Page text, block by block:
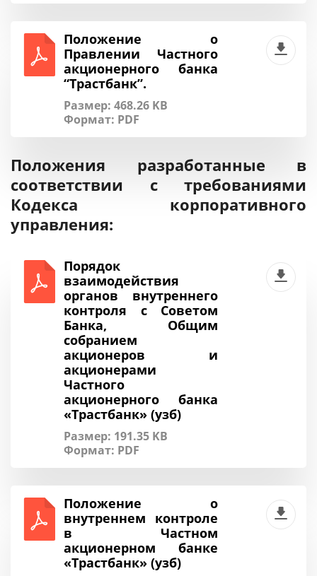
Положение о
Правлении Частного
акционерного банка
“Трастбанк”.
Размер: 468.26 KB
Формат: PDF
Положения разработанные в
соответствии с требованиями
Кодекса корпоративного
управления:
Порядок
взаимодействия
органов внутреннего
контроля с Советом
Банка, Общим
собранием
акционеров и
акционерами
Частного
акционерного банка
«Трастбанк» (узб)
Размер: 191.35 KB
Формат: PDF
Положение о
внутреннем контроле
в Частном
акционерном банке
«Трастбанк» (узб)